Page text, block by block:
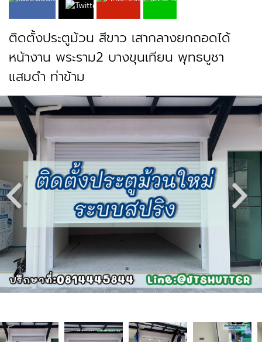
ติดตั้งประตูม้วน สีขาว เสากลางยกถอดได้
หน้างาน พระราม2 บางขุนเทียน พุทธบูชา
แสมดำ ท่าข้าม